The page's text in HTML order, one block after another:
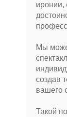
иронии,
Мы
создав
вашего
Такой